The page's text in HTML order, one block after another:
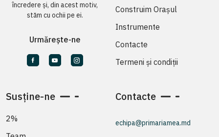
încredere și, din acest motiv,
stăm cu ochii pe ei.
Urmărește-ne
Construim Orașul
Instrumente
Contacte
Termeni și condiții
Susține-ne
2%
Contacte
echipa@primariamea.md